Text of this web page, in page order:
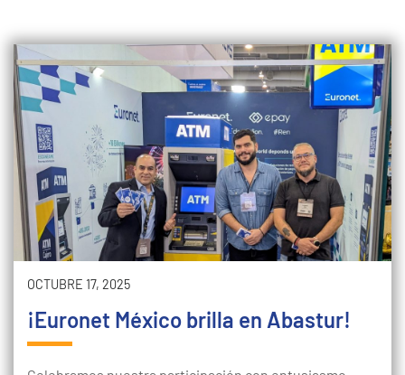
OCTUBRE 17, 2025
¡Euronet México brilla en Abastur!